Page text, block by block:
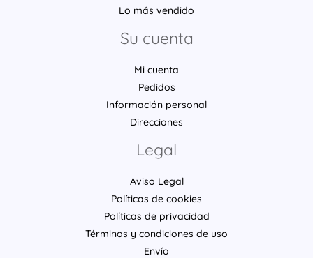
Lo más vendido
Su cuenta
Mi cuenta
Pedidos
Información personal
Direcciones
Legal
Aviso Legal
Políticas de cookies
Políticas de privacidad
Términos y condiciones de uso
Envío